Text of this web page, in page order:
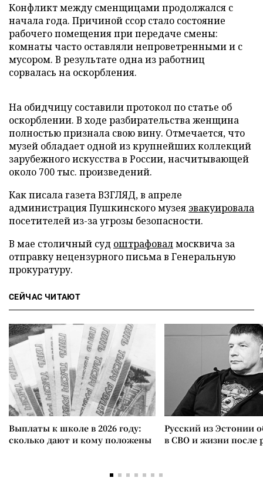
Конфликт между сменщицами продолжался с
начала года. Причиной ссор стало состояние
рабочего помещения при передаче смены:
комнаты часто оставляли непроветренными и с
мусором. В результате одна из работниц
сорвалась на оскорбления.
На обидчицу составили протокол по статье об
оскорблении. В ходе разбирательства женщина
полностью признала свою вину. Отмечается, что
музей обладает одной из крупнейших коллекций
зарубежного искусства в России, насчитывающей
около 700 тыс. произведений.
Как писала газета ВЗГЛЯД, в апреле
администрация Пушкинского музея эвакуировала
посетителей из-за угрозы безопасности.
В мае столичный суд оштрафовалмосквича за
отправку нецензурного письма в Генеральную
прокуратуру.
СЕЙЧАС ЧИТАЮТ
Выплаты к школе в 2026 году:
сколько дают и кому положены
Русский из Эстонии
в СВО и жизни после